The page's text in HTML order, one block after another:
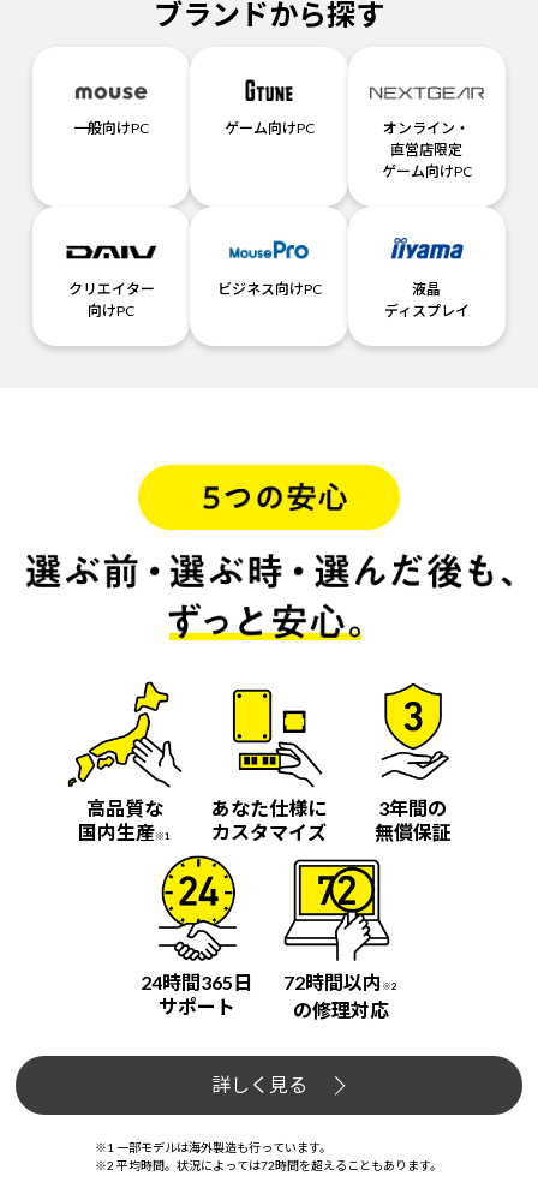
ブランドから探す
一般向けPC ゲーム向けPC
オンライン・
直営店限定
ゲーム向けPC
クリエイター
向けPC
ビジネス向けPC
液晶
ディスプレイ
高品質な
国内生産※1
あなた仕様に
カスタマイズ
3年間の
無償保証
24時間365日
サポート
72時間以内 ※2
の修理対応
詳しく見る
※1 一部モデルは海外製造も行っています。
※2 平均時間。状況によっては72時間を超えることもあります。